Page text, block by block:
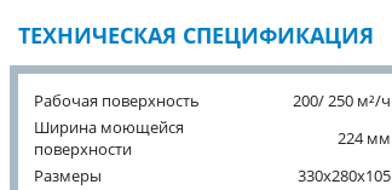
ТЕХНИЧЕСКАЯ СПЕЦИФИКАЦИЯ
Рабочая поверхность
200/ 250 м²/ч
Ширина моющейся
поверхности
224 мм
Размеры
330x280x105